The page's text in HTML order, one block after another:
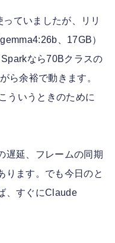
ていましたが、リリ
、17GB）
なら70Bクラスの
ら余裕で動きます。
ういうときのために
遅延、フレームの同期
ます。でも今日のと
、すぐにClaude